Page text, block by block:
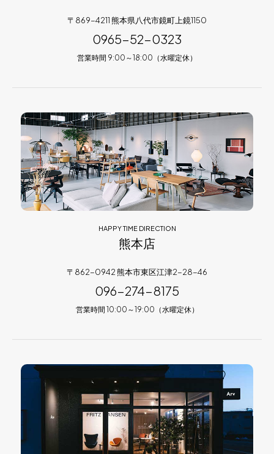
〒869-4211 熊本県八代市鏡町上鏡1150
0965-52-0323
営業時間 9:00～18:00（水曜定休）
HAPPY TIME DIRECTION
熊本店
〒862-0942 熊本市東区江津2-28-46
096-274-8175
営業時間 10:00～19:00（水曜定休）